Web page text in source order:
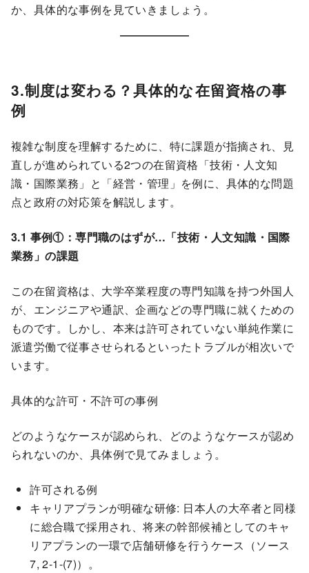
か、具体的な事例を見ていきましょう。
3.制度は変わる？具体的な在留資格の事
例
複雑な制度を理解するために、特に課題が指摘され、見
直しが進められている2つの在留資格「技術・人文知
識・国際業務」と「経営・管理」を例に、具体的な問題
点と政府の対応策を解説します。
3.1 事例①：専門職のはずが…「技術・人文知識・国際
業務」の課題
この在留資格は、大学卒業程度の専門知識を持つ外国人
が、エンジニアや通訳、企画などの専門職に就くための
ものです。しかし、本来は許可されていない単純作業に
派遣労働で従事させられるといったトラブルが相次いで
います。
具体的な許可・不許可の事例
どのようなケースが認められ、どのようなケースが認め
られないのか、具体例で見てみましょう。
許可される例
キャリアプランが明確な研修: 日本人の大卒者と同様
に総合職で採用され、将来の幹部候補としてのキャ
リアプランの一環で店舗研修を行うケース（ソース
7, 2-1-(7)）。